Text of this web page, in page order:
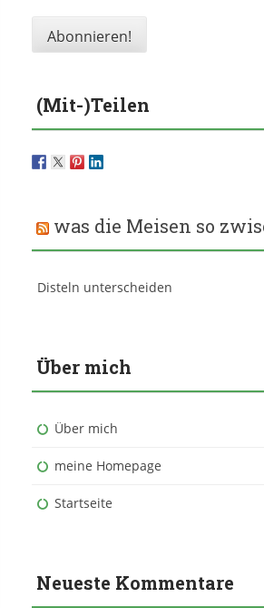
(Mit-)Teilen
was die Meisen so
Disteln unterscheiden
Über mich
Über mich
meine Homepage
Startseite
Neueste Kommentare